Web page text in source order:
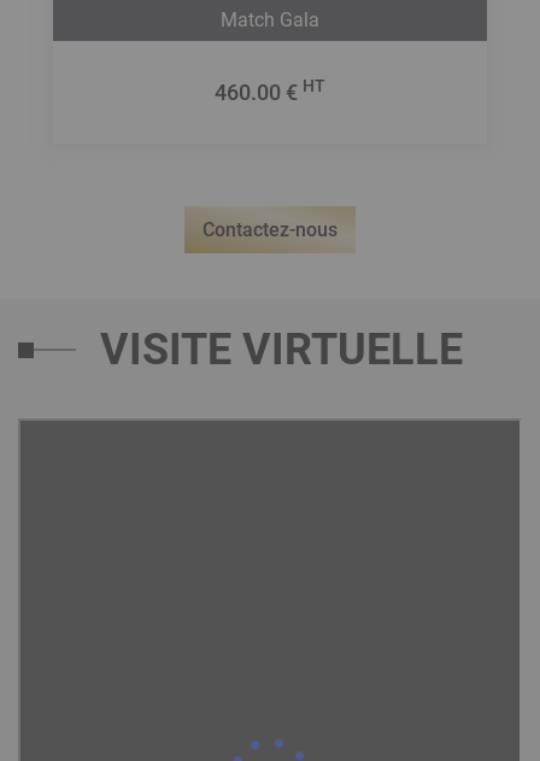
Match Gala
460.00 € HT
Contactez-nous
VISITE VIRTUELLE